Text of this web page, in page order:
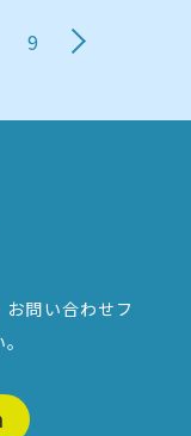
9
問い合わせフ